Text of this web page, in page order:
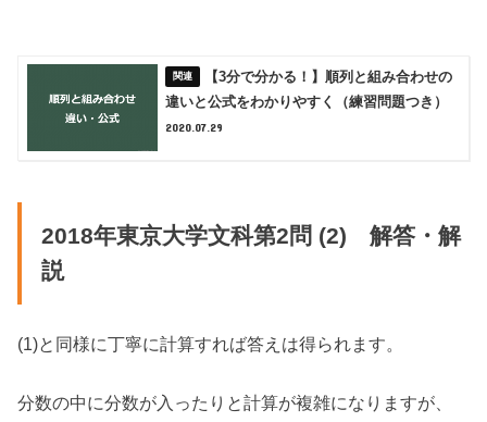
【3分で分かる！】順列と組み合わせの
違いと公式をわかりやすく（練習問題つき）
2020.07.29
2018年東京大学文科第2問 (2) 解答・解
説
(1)と同様に丁寧に計算すれば答えは得られます。
分数の中に分数が入ったりと計算が複雑になりますが、